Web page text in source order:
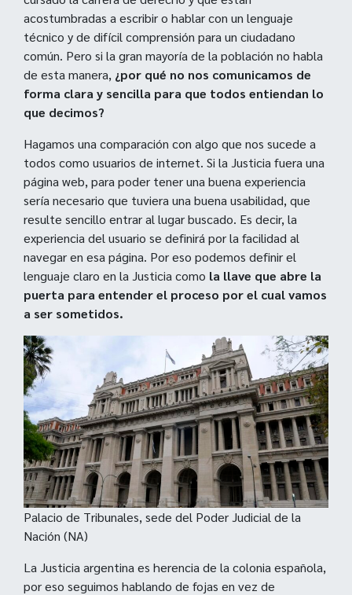
acostumbradas a escribir o hablar con un lenguaje
técnico y de difícil comprensión para un ciudadano
común. Pero si la gran mayoría de la población no habla
de esta manera, ¿por qué no nos comunicamos de
forma clara y sencilla para que todos entiendan lo
que decimos?
Hagamos una comparación con algo que nos sucede a
todos como usuarios de internet. Si la Justicia fuera una
página web, para poder tener una buena experiencia
sería necesario que tuviera una buena usabilidad, que
resulte sencillo entrar al lugar buscado. Es decir, la
experiencia del usuario se definirá por la facilidad al
navegar en esa página. Por eso podemos definir el
lenguaje claro en la Justicia como la llave que abre la
puerta para entender el proceso por el cual vamos
a ser sometidos.
Palacio de Tribunales, sede del Poder Judicial de la
Nación (NA)
La Justicia argentina es herencia de la colonia española,
por eso seguimos hablando de fojas en vez de